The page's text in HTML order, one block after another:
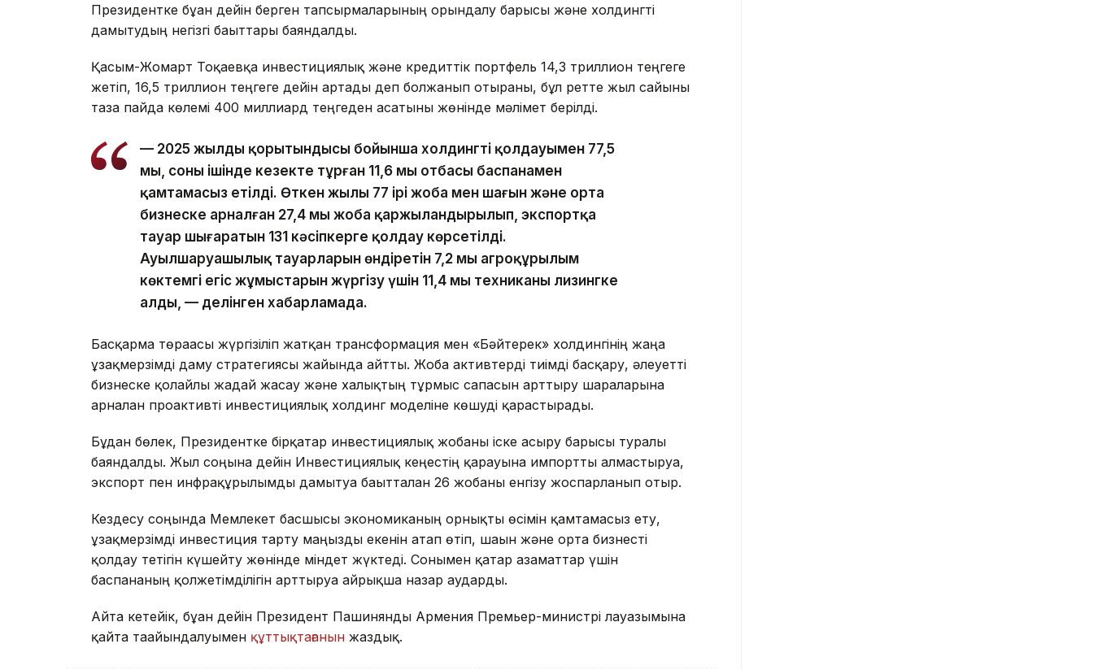
Президентке бұған дейін берген тапсырмаларының орындалу барысы және холдингті
дамытудың негізгі бағыттары баяндалды.
Қасым-Жомарт Тоқаевқа инвестициялық және кредиттік портфель 14,3 триллион теңгеге
жетіп, 16,5 триллион теңгеге дейін артады деп болжанып отырғаны, бұл ретте жыл сайынғы
таза пайда көлемі 400 миллиард теңгеден асатыны жөнінде мәлімет берілді.
— 2025 жылдың қорытындысы бойынша холдингтің қолдауымен 77,5
мың, соның ішінде кезекте тұрған 11,6 мың отбасы баспанамен
қамтамасыз етілді. Өткен жылы 77 ірі жоба мен шағын және орта
бизнеске арналған 27,4 мың жоба қаржыландырылып, экспортқа
тауар шығаратын 131 кәсіпкерге қолдау көрсетілді.
Ауылшаруашылық тауарларын өндіретін 7,2 мың агроқұрылым
көктемгі егіс жұмыстарын жүргізу үшін 11,4 мың техниканы лизингке
алды, — делінген хабарламада.
Басқарма төрағасы жүргізіліп жатқан трансформация мен «Бәйтерек» холдингінің жаңа
ұзақмерзімді даму стратегиясы жайында айтты. Жоба активтерді тиімді басқару, әлеуетті
бизнеске қолайлы жағдай жасау және халықтың тұрмыс сапасын арттыру шараларына
арналған проактивті инвестициялық холдинг моделіне көшуді қарастырады.
Бұдан бөлек, Президентке бірқатар инвестициялық жобаны іске асыру барысы туралы
баяндалды. Жыл соңына дейін Инвестициялық кеңестің қарауына импортты алмастыруға,
экспорт пен инфрақұрылымды дамытуға бағытталған 26 жобаны енгізу жоспарланып отыр.
Кездесу соңында Мемлекет басшысы экономиканың орнықты өсімін қамтамасыз ету,
ұзақмерзімді инвестиция тарту маңызды екенін атап өтіп, шағын және орта бизнесті
қолдау тетігін күшейту жөнінде міндет жүктеді. Сонымен қатар азаматтар үшін
баспананың қолжетімділігін арттыруға айрықша назар аударды.
Айта кетейік, бұған дейін Президент Пашинянды Армения Премьер-министрі лауазымына
қайта тағайындалуымен құттықтағанын жаздық.